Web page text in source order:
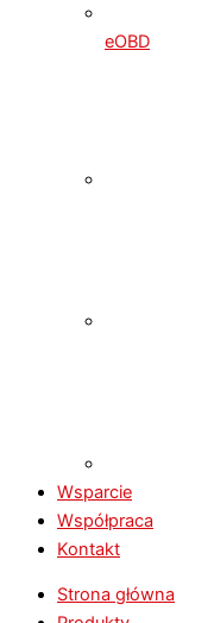
eOBD
Wsparcie
Współpraca
Kontakt
Strona główna